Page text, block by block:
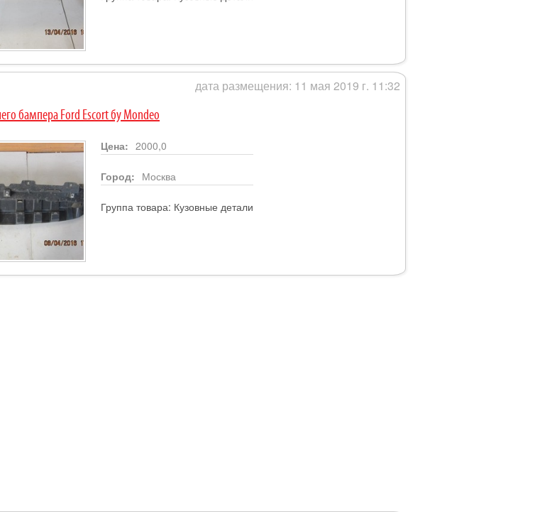
дата размещения: 11 мая 2019 г. 11:32
бампера Ford Escort бу Mondeo
Цена: 2000,0
Город: Москва
Группа товара: Кузовные детали